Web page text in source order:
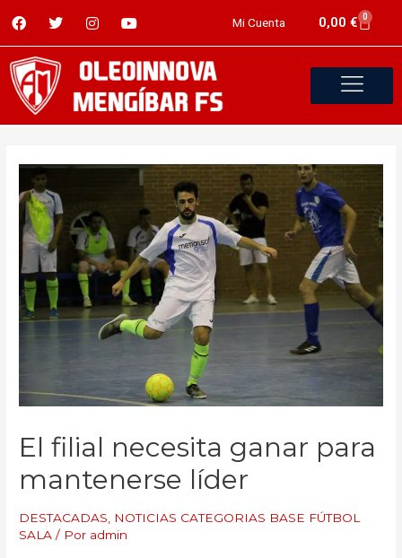
Mi Cuenta 0,00 € 0
El filial necesita ganar para
mantenerse líder
DESTACADAS
NOTICIAS CATEGORIAS BASE FÚTBOL
SALA / Por admin